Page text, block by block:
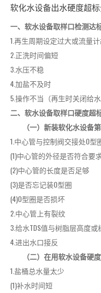
软化水设备出水硬度超
一、软水设备取样口检测达
1.再生周期设定过大或流量计
2.正洗时间偏短
3.水压不稳
4.加盐不及时
5.操作不当（再生时关闭给水
二、软水设备取样口硬度超
（一）新装软化水设备
1.中心管与控制阀交接处O型
(1)中心管的外径是否符合要
(2)中心管的长度是否足够
(3)是否忘记装O型圈
(4)O型圈是否损坏
2.中心管上有裂纹
3.给水TDS值与树脂层高度
4.进出水口接反
（二）在用软水设备硬
1.盐桶总水量太少
(1)补水时间短